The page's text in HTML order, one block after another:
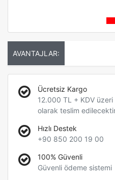
AVANTAJLAR:
Ücretsiz Kargo
12.000 TL + KDV
olarak teslim
Hızlı Destek
+90 850 200 19 00
100% Güvenli
Güvenli ödeme sistemi